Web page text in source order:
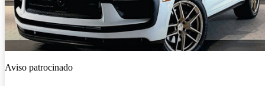
Aviso patrocinado